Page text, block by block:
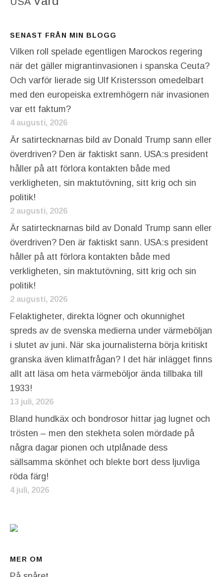
SENAST FRÅN MIN BLOGG
Vilken roll spelade egentligen Marockos regering
när det gäller migrantinvasionen i spanska Ceuta?
Och varför lierade sig Ulf Kristersson omedelbart
med den europeiska extremhögern när invasionen
var ett faktum?
4 augusti, 2026
Är satirtecknarnas bild av Donald Trump sann eller
överdriven? Den är faktiskt sann. USA:s president
håller på att förlora kontakten både med
verkligheten, sin maktutövning, sitt krig och sin
politik!
2 augusti, 2026
Är satirtecknarnas bild av Donald Trump sann eller
överdriven? Den är faktiskt sann. USA:s president
håller på att förlora kontakten både med
verkligheten, sin maktutövning, sitt krig och sin
politik!
2 augusti, 2026
Felaktigheter, direkta lögner och okunnighet
spreds av de svenska medierna under värmeböljan
i slutet av juni. När ska journalisterna börja kritiskt
granska även klimatfrågan? I det här inlägget finns
allt att läsa om heta värmeböljor ända tillbaka till
1933!
13 juli, 2026
Bland hundkäx och bondrosor hittar jag lugnet och
trösten – men den stekheta solen mördade på
några dagar pionen och utplånade dess
sällsamma skönhet och blekte bort dess ljuvliga
röda färg!
4 juli, 2026
MER OM